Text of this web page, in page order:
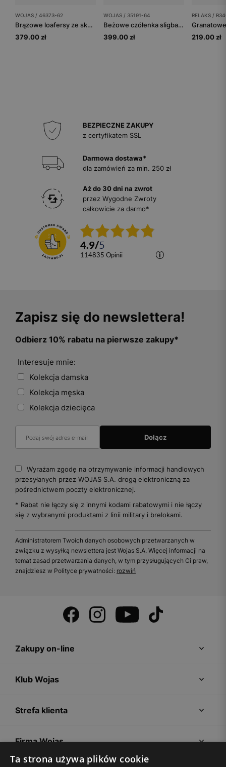
WOJAS / 46373-62
Brązowe loafersy ze skóry welurowej
379.00 zł
WOJAS / 35191-64
Beżowe czółenka sligback z otwartą piętą
399.00 zł
RELAKS /
219.00 zł
BEZPIECZNE ZAKUPY
z certyfikatem SSL
Darmowa dostawa*
dla zamówień za min. 250 zł
Aż do 30 dni na zwrot
przez Wygodne Zwroty
całkowicie za darmo*
4.9/5
114835 opinii
Zapisz się do newslettera!
Odbierz 10% rabatu na pierwsze zakupy*
Interesuje mnie:
Kolekcja damska
Kolekcja męska
Kolekcja dziecięca
Wyrażam zgodę na otrzymywanie informacji handlowych
przesyłanych przez WOJAS S.A. drogą elektroniczną za
pośrednictwem poczty elektronicznej.
* Rabat nie łączy się z innymi kodami rabatowymi i nie łączy
się z wybranymi produktami z linii military i brelokami.
Administratorem Twoich danych osobowych przetwarzanych w
związku z wysyłką newslettera jest Wojas S.A. Więcej informacji na
temat zasad przetwarzania danych, w tym przysługujących Ci praw,
znajdziesz w Polityce prywatności: rozwiń
Zakupy on-line
Klub Wojas
Strefa klienta
Firma Wojas
Ta strona używa plików cookie